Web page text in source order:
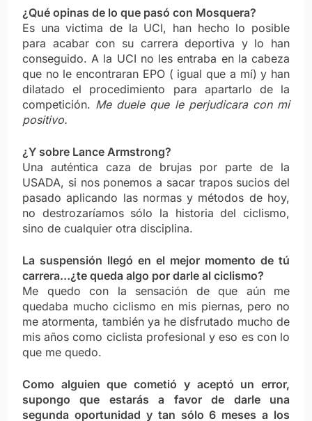
¿Qué opinas de lo que pasó con Mosquera?
Es una victima de la UCI, han hecho lo posible
para acabar con su carrera deportiva y lo han
conseguido. A la UCI no les entraba en la cabeza
que no le encontraran EPO ( igual que a mí) y han
dilatado el procedimiento para apartarlo de la
competición. Me duele que le perjudicara con mi
positivo.
¿Y sobre Lance Armstrong?
Una auténtica caza de brujas por parte de la
USADA, si nos ponemos a sacar trapos sucios del
pasado aplicando las normas y métodos de hoy,
no destrozaríamos sólo la historia del ciclismo,
sino de cualquier otra disciplina.
La suspensión llegó en el mejor momento de tú
carrera…¿te queda algo por darle al ciclismo?
Me quedo con la sensación de que aún me
quedaba mucho ciclismo en mis piernas, pero no
me atormenta, también ya he disfrutado mucho de
mis años como ciclista profesional y eso es con lo
que me quedo.
Como alguien que cometió y aceptó un error,
supongo que estarás a favor de darle una
segunda oportunidad y tan sólo 6 meses a los